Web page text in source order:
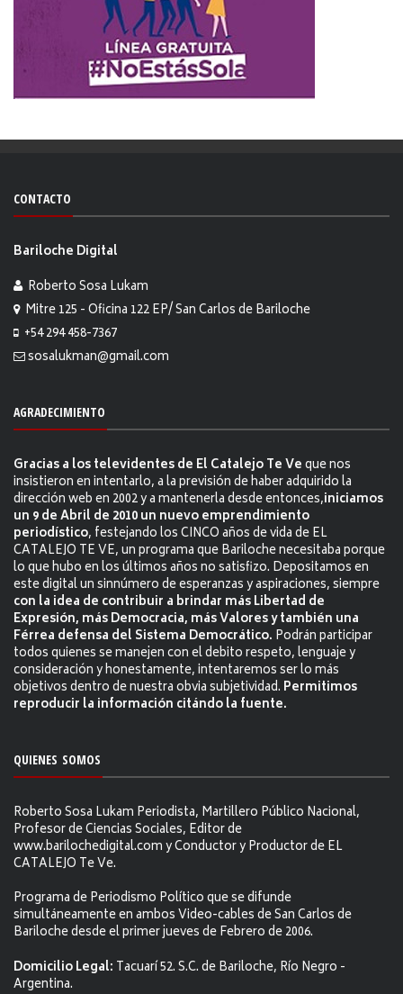
CONTACTO
Bariloche Digital
Roberto Sosa Lukam
Mitre 125 - Oficina 122 EP/ San Carlos de Bariloche
+54 294 458-7367
sosalukman@gmail.com
AGRADECIMIENTO
Gracias a los televidentes de El Catalejo Te Veque nos
insistieron en intentarlo, a la previsión de haber adquirido la
dirección web en 2002 y a mantenerla desde entonces,iniciamos
un 9 de Abril de 2010 un nuevo emprendimiento
periodístico, festejando los CINCO años de vida de EL
CATALEJO TE VE, un programa que Bariloche necesitaba porque
lo que hubo en los últimos años no satisfizo. Depositamos en
este digital un sinnúmero de esperanzas y aspiraciones, siempre
con la idea de contribuir a brindar más Libertad de
Expresión, más Democracia, más Valores y también una
Férrea defensa del Sistema Democrático. Podrán participar
todos quienes se manejen con el debito respeto, lenguaje y
consideración y honestamente, intentaremos ser lo más
objetivos dentro de nuestra obvia subjetividad. Permitimos
reproducir la información citándo la fuente.
QUIENES SOMOS
Roberto Sosa Lukam Periodista, Martillero Público Nacional,
Profesor de Ciencias Sociales, Editor de
www.barilochedigital.com y Conductor y Productor de EL
CATALEJO Te Ve.
Programa de Periodismo Político que se difunde
simultáneamente en ambos Video-cables de San Carlos de
Bariloche desde el primer jueves de Febrero de 2006.
Domicilio Legal: Tacuarí 52. S.C. de Bariloche, Río Negro -
Argentina.